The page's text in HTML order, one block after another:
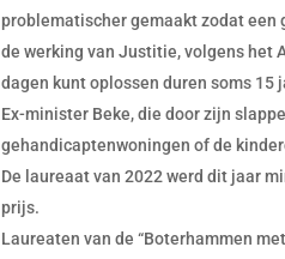
problematischer gemaakt zodat een
de werking van Justitie, volgens het
dagen kunt oplossen duren soms 15
Ex-minister Beke, die door zijn
gehandicaptenwoningen of de
De laureaat van 2022 werd dit jaar
prijs.
Laureaten van de “Boterhammen